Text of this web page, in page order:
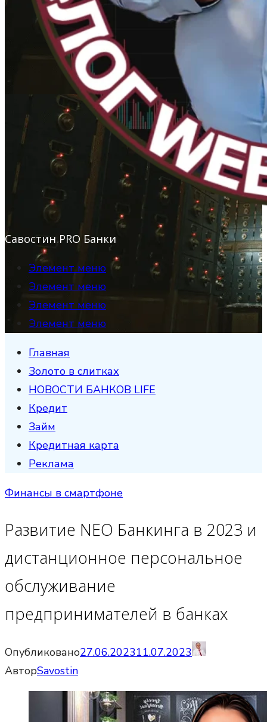
Савостин PRO Банки
Элемент меню
Элемент меню
Элемент меню
Элемент меню
Главная
Золото в слитках
НОВОСТИ БАНКОВ LIFE
Кредит
Займ
Кредитная карта
Реклама
Финансы в смартфоне
Развитие NEO Банкинга в 2023 и
дистанционное персональное
обслуживание
предпринимателей в банках
Опубликовано27.06.202311.07.2023
АвторSavostin